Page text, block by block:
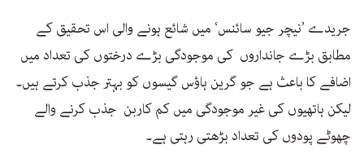
جریدے ’نیچر جیو سائنس‘ میں شائع ہونے والی اس تحقیق کے
مطابق بڑے جانداروں کی موجودگی بڑے درختوں کی تعداد میں
اضافے کا باعث ہے جو گرین ہاؤس گیسوں کو بہتر جذب کرتے ہیں۔
لیکن ہاتھیوں کی غیر موجودگی میں کم کاربن جذب کرنے والے
چھوٹے پودوں کی تعداد بڑھتی رہتی ہے۔